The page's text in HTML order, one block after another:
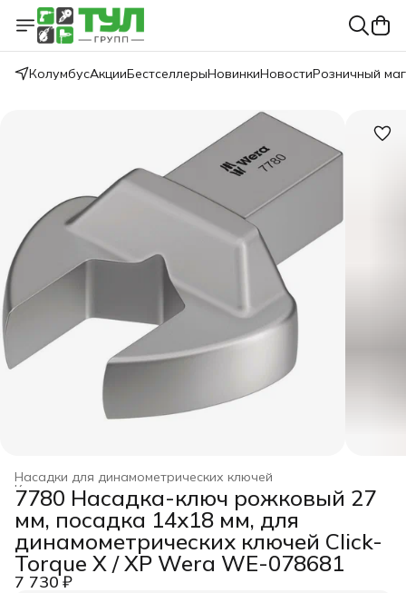
КолумбусАкцииБестселлерыНовинкиНовостиРозничный
Насадки для динамометрических ключей
Ключи динамометрические
Динамометрический инструмент ›
WERA ›
Главная ›
7780 Насадка-ключ рожковый 27
мм, посадка 14x18 мм, для
динамометрических ключей Click-
Torque X / XP Wera WE-078681
7 730 ₽